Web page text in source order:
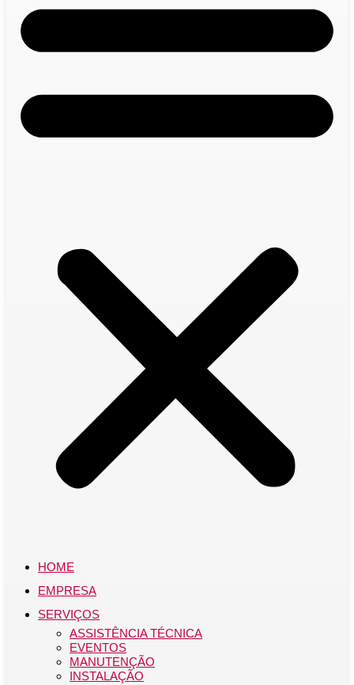
HOME
EMPRESA
SERVIÇOS
ASSISTÊNCIA TÉCNICA
EVENTOS
MANUTENÇÃO
INSTALAÇÃO